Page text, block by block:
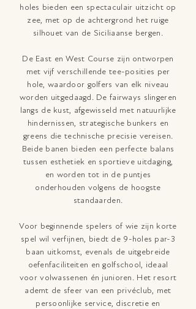
holes bieden een spectaculair uitzicht op
zee, met op de achtergrond het ruige
silhouet van de Siciliaanse bergen.
De East en West Course zijn ontworpen
met vijf verschillende tee-posities per
hole, waardoor golfers van elk niveau
worden uitgedaagd. De fairways slingeren
langs de kust, afgewisseld met natuurlijke
hindernissen, strategische bunkers en
greens die technische precisie vereisen.
Beide banen bieden een perfecte balans
tussen esthetiek en sportieve uitdaging,
en worden tot in de puntjes
onderhouden volgens de hoogste
standaarden.
Voor beginnende spelers of wie zijn korte
spel wil verfijnen, biedt de 9-holes par-3
baan uitkomst, evenals de uitgebreide
oefenfaciliteiten en golfschool, ideaal
voor volwassenen én junioren. Het resort
ademt de sfeer van een privéclub, met
persoonlijke service, discretie en